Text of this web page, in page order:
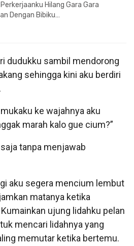
Hilang Gara Gara
Dengan Bibiku…
dudukku sambil mendorong
sehingga kini aku berdiri
ke wajahnya aku
marah kalo gue cium?”
tanpa menjawab
aku segera mencium lembut
matanya ketika
ujung lidahku pelan
mencari lidahnya yang
memutar ketika bertemu.